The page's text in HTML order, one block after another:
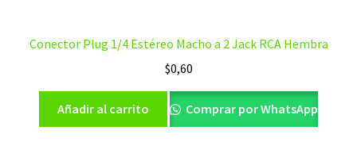
Conector Plug 1/4 Estéreo Macho a 2 Jack RCA Hembra
$0,60
Añadir al carrito Comprar por WhatsApp